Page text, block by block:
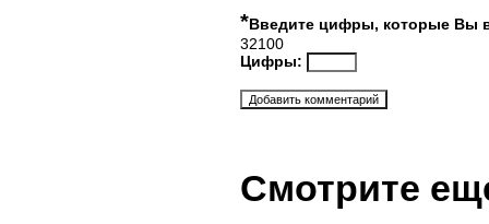
*Введите цифры, которые Вы
32100
Цифры:
Смотрите